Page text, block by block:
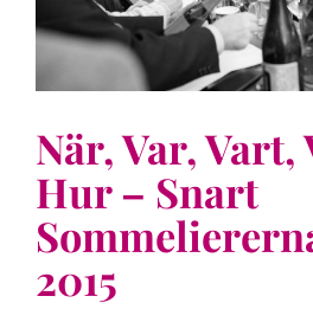
När, Var, Vart,
Hur – Snart
2015